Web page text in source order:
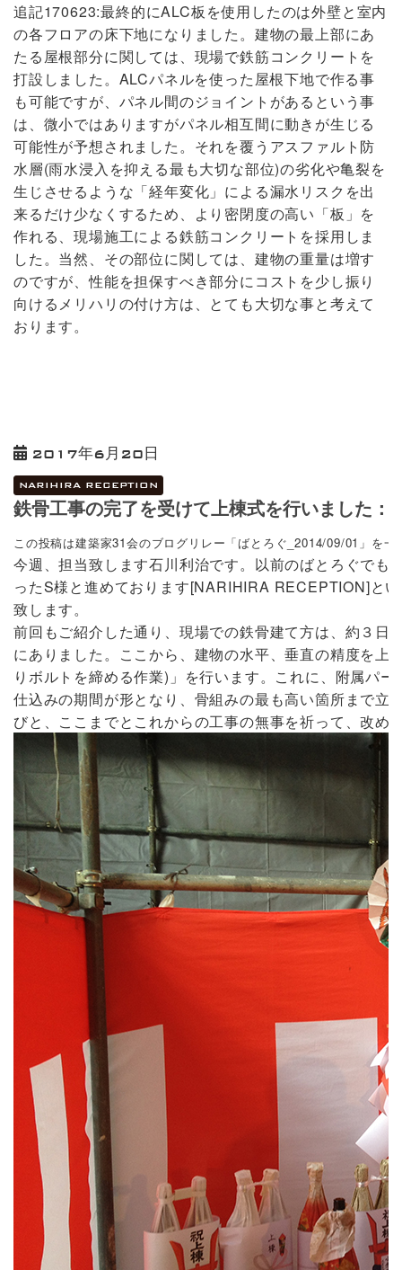
追記170623:最終的にALC板を使用したのは外壁と室内
の各フロアの床下地になりました。建物の最上部にあ
たる屋根部分に関しては、現場で鉄筋コンクリートを
打設しました。ALCパネルを使った屋根下地で作る事
も可能ですが、パネル間のジョイントがあるという事
は、微小ではありますがパネル相互間に動きが生じる
可能性が予想されました。それを覆うアスファルト防
水層(雨水浸入を抑える最も大切な部位)の劣化や亀裂を
生じさせるような「経年変化」による漏水リスクを出
来るだけ少なくするため、より密閉度の高い「板」を
作れる、現場施工による鉄筋コンクリートを採用しま
した。当然、その部位に関しては、建物の重量は増す
のですが、性能を担保すべき部分にコストを少し振り
向けるメリハリの付け方は、とても大切な事と考えて
おります。
2017年6月20日
NARIHIRA RECEPTION
鉄骨工事の完了を受けて上棟式を行いまし
この投稿は建築家31会のブログリレー「ばとろぐ_2014/09/01」を一
今週、担当致します石川利治です。以前のばとろぐで
ったS様と進めております[NARIHIRA RECEPTION]と
致します。
前回もご紹介した通り、現場での鉄骨建て方は、約３
にありました。ここから、建物の水平、垂直の精度を
りボルトを締める作業)」を行います。これに、附属パ
仕込みの期間が形となり、骨組みの最も高い箇所まで
びと、ここまでとこれからの工事の無事を祈って、改め